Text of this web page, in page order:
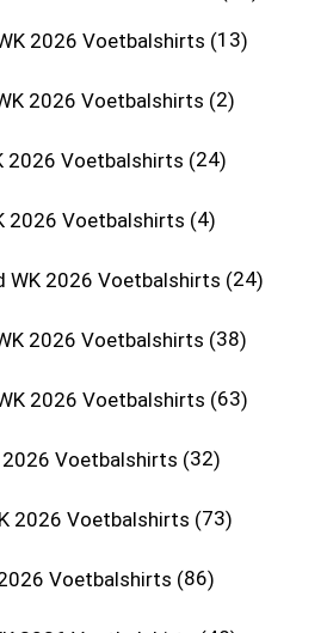
2026 Voetbalshirts 13
2026 Voetbalshirts 2
2026 Voetbalshirts 24
2026 Voetbalshirts 4
WK 2026 Voetbalshirts 24
2026 Voetbalshirts 38
2026 Voetbalshirts 63
2026 Voetbalshirts 32
2026 Voetbalshirts 73
Voetbalshirts 86